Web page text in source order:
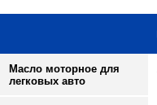
Масло моторное для
легковых авто